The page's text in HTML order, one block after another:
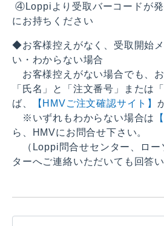
④Loppiより受取バーコードが
にお持ちください
◆お客様控えがなく、受取開始
い・わからない場合
お客様控えがない場合でも、
「氏名」と「注文番号」または
ば、
【HMVご注文確認サイト】
※いずれもわからない場合は
ら、HMVにお問合せ下さい。
（Loppi問合せセンター、ロー
ターへご連絡いただいても回答